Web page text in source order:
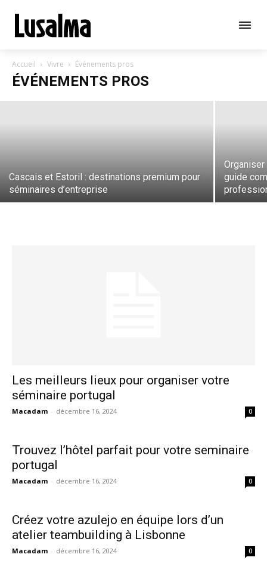
Votre nom et prénom
Votre message
Accueil Vivre Événements pros
ÉVÉNEMENTS PROS
guide complet 2026
Macadam - avril 14, 2026
Cascais et Estoril : destinations premium pour
séminaires d’entreprise
guide
Les meilleurs lieux pour organiser votre
séminaire portugal
Macadam - décembre 16, 2024 0
Trouvez l’hôtel parfait pour votre seminaire
portugal
Macadam - décembre 16, 2024 0
Créez votre azulejo en équipe lors d’un
atelier teambuilding à Lisbonne
Macadam - décembre 16, 2024 0